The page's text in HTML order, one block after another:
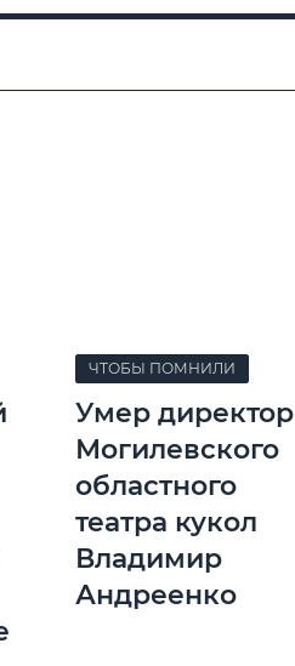
ЧТОБЫ ПОМНИЛИ
Умер директор
Могилевского
областного
театра кукол
Владимир
Андреенко